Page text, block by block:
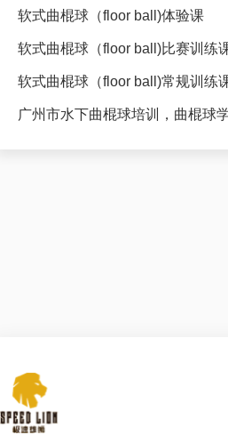
软式曲棍球（floor ball)体验课
软式曲棍球（floor ball)比赛训练
软式曲棍球（floor ball)常规训练
广州市水下曲棍球培训，曲棍球